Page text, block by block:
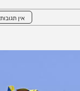
אין תגובות